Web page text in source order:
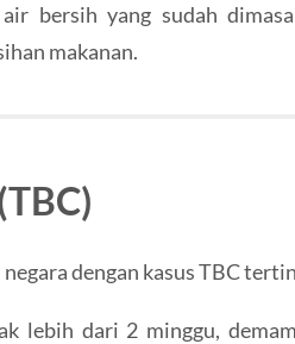
bersih yang sudah
makanan.
dengan kasus TBC
lebih dari 2 minggu,